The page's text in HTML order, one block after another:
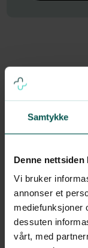
Samtykke
Denne
Vi bruker
annonser et
mediefunksjoner
dessuten
vårt, med
En
migrene.
oversikt
tillegg til